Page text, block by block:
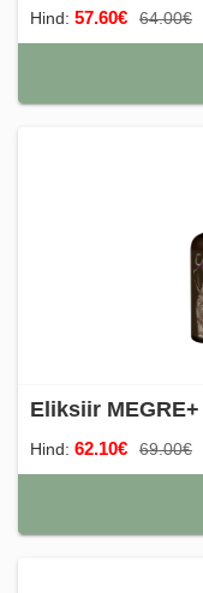
Hind: 57.60€ 64.00€
Eliksiir
Hind: 62.10€ 69.00€